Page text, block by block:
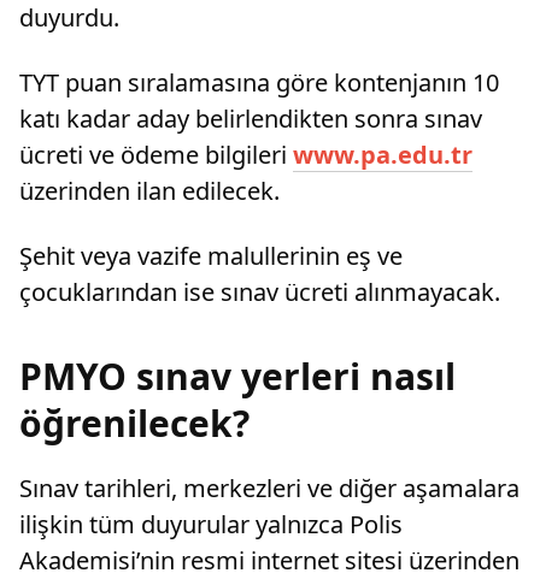
duyurdu.
TYT puan sıralamasına göre kontenjanın 10
katı kadar aday belirlendikten sonra sınav
ücreti ve ödeme bilgileri www.pa.edu.tr
üzerinden ilan edilecek.
Şehit veya vazife malullerinin eş ve
çocuklarından ise sınav ücreti alınmayacak.
PMYO sınav yerleri nasıl
öğrenilecek?
Sınav tarihleri, merkezleri ve diğer aşamalara
ilişkin tüm duyurular yalnızca Polis
Akademisi’nin resmi internet sitesi üzerinden